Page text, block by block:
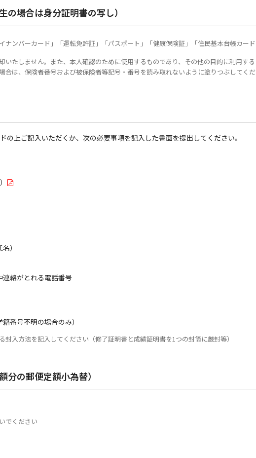
の場合は身分証明書の写し）
ナンバーカード」「運転免許証」「パスポート」「健康保険証」「住民基本台帳カー
いたしません。また、本人確認のために使用するものであり、その他の目的に利用する
合は、保険者番号および被保険者等記号・番号を読み取れないように塗りつぶしてくだ
の上ご記入いただくか、次の必要事項を記入した書面を提出してください。
）
絡がとれる電話番号
籍番号不明の場合のみ）
入方法を記入してください（修了証明書と成績証明書を1つの封筒に厳封等）
分の郵便定額小為替）
でください